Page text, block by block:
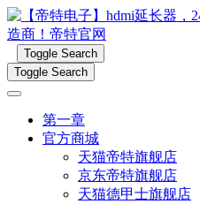
Toggle Search
Toggle Search
第一章
官方商城
天猫帝特旗舰店
京东帝特旗舰店
天猫德甲士旗舰店